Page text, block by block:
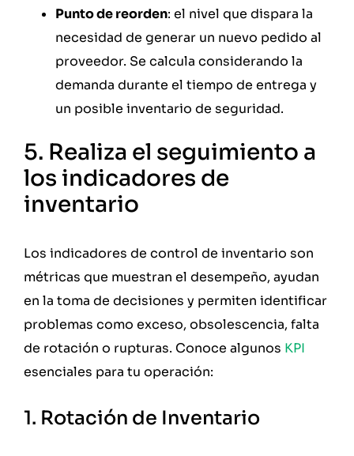
Punto de reorden: el nivel que dispara la
necesidad de generar un nuevo pedido al
proveedor. Se calcula considerando la
demanda durante el tiempo de entrega y
un posible inventario de seguridad.
5. Realiza el seguimiento a
los indicadores de
inventario
Los indicadores de control de inventario son
métricas que muestran el desempeño, ayudan
en la toma de decisiones y permiten identificar
problemas como exceso, obsolescencia, falta
de rotación o rupturas. Conoce algunos KPI
esenciales para tu operación:
1. Rotación de Inventario